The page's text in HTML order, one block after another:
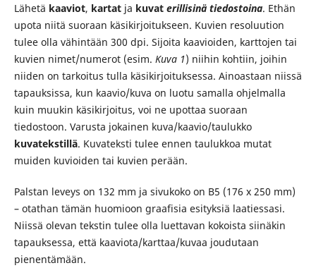
Lähetä kaaviot, kartat ja kuvat erillisinä tiedostoina. Ethän
upota niitä suoraan käsikirjoitukseen. Kuvien resoluution
tulee olla vähintään 300 dpi. Sijoita kaavioiden, karttojen tai
kuvien nimet/numerot (esim. Kuva 1) niihin kohtiin, joihin
niiden on tarkoitus tulla käsikirjoituksessa. Ainoastaan niissä
tapauksissa, kun kaavio/kuva on luotu samalla ohjelmalla
kuin muukin käsikirjoitus, voi ne upottaa suoraan
tiedostoon. Varusta jokainen kuva/kaavio/taulukko
kuvatekstillä. Kuvateksti tulee ennen taulukkoa mutat
muiden kuvioiden tai kuvien perään.
Palstan leveys on 132 mm ja sivukoko on B5 (176 x 250 mm)
– otathan tämän huomioon graafisia esityksiä laatiessasi.
Niissä olevan tekstin tulee olla luettavan kokoista siinäkin
tapauksessa, että kaaviota/karttaa/kuvaa joudutaan
pienentämään.